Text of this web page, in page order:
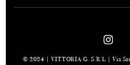
© 2024 | VITTORIA G. S.R.L | Via